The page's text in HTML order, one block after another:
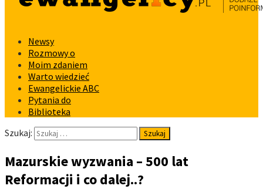
Newsy
Rozmowy o
Moim zdaniem
Warto wiedzieć
Ewangelickie ABC
Pytania do
Biblioteka
Szukaj:
Mazurskie wyzwania – 500 lat
Reformacji i co dalej..?